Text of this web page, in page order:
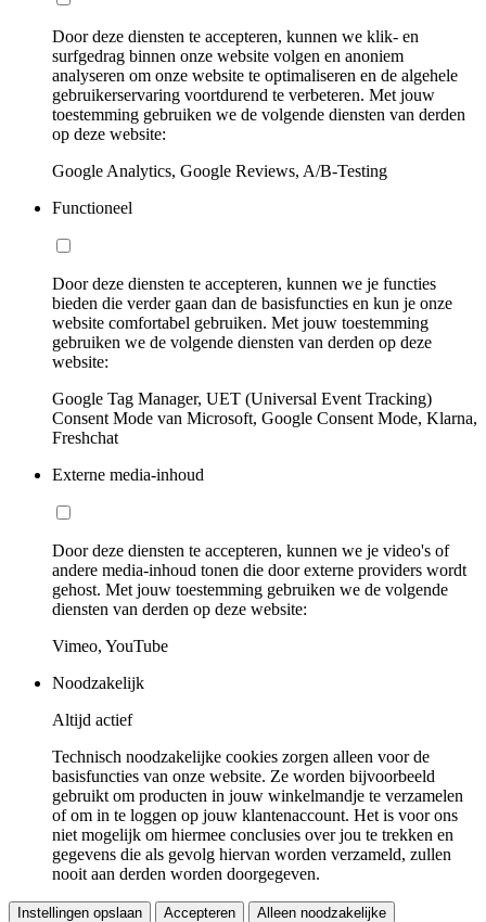
Door deze diensten te accepteren, kunnen we klik- en
surfgedrag binnen onze website volgen en anoniem
analyseren om onze website te optimaliseren en de algehele
gebruikerservaring voortdurend te verbeteren. Met jouw
toestemming gebruiken we de volgende diensten van derden
op deze website:
Google Analytics, Google Reviews, A/B-Testing
Functioneel
Door deze diensten te accepteren, kunnen we je functies
bieden die verder gaan dan de basisfuncties en kun je onze
website comfortabel gebruiken. Met jouw toestemming
gebruiken we de volgende diensten van derden op deze
website:
Google Tag Manager, UET (Universal Event Tracking)
Consent Mode van Microsoft, Google Consent Mode, Klarna,
Freshchat
Externe media-inhoud
Door deze diensten te accepteren, kunnen we je video's of
andere media-inhoud tonen die door externe providers wordt
gehost. Met jouw toestemming gebruiken we de volgende
diensten van derden op deze website:
Vimeo, YouTube
Noodzakelijk
Altijd actief
Technisch noodzakelijke cookies zorgen alleen voor de
basisfuncties van onze website. Ze worden bijvoorbeeld
gebruikt om producten in jouw winkelmandje te verzamelen
of om in te loggen op jouw klantenaccount. Het is voor ons
niet mogelijk om hiermee conclusies over jou te trekken en
gegevens die als gevolg hiervan worden verzameld, zullen
nooit aan derden worden doorgegeven.
Instellingen opslaan Accepteren Alleen noodzakelijke